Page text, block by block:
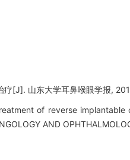
疗[J]. 山东大学耳鼻喉眼学报,
of reverse
AND